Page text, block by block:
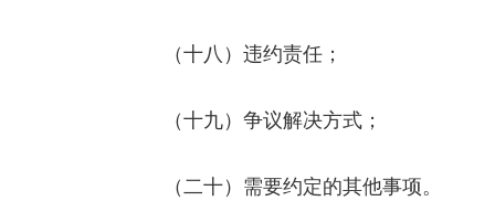
（十八）违约责任；
（十九）争议解决方式；
（二十）需要约定的其他事项。